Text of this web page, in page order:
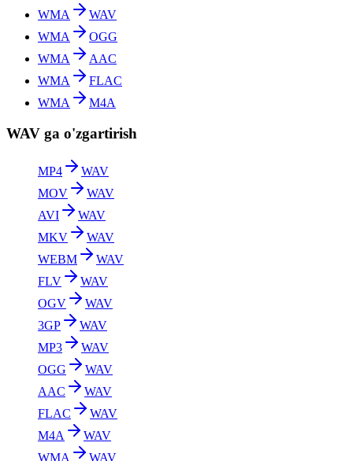
WMA
WAV
WMA
OGG
WMA
AAC
WMA
FLAC
WMA
M4A
WAV ga o'zgartirish
MP4
WAV
MOV
WAV
AVI
WAV
MKV
WAV
WEBM
WAV
FLV
WAV
OGV
WAV
3GP
WAV
MP3
WAV
OGG
WAV
AAC
WAV
FLAC
WAV
M4A
WAV
WMA
WAV